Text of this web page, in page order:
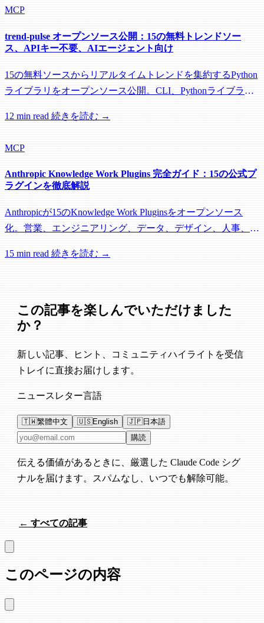
MCP
trend-pulse オープンソース公開：15の無料トレンドソー
ス、APIキー不要、AIエージェント向け
15の無料ソースからリアルタイムトレンドを集約するPython
ライブラリをオープンソース公開。CLI、Pythonライブラ
コアリングガイド付き。
12 min read 続きを読む →
MCP
Anthropic Knowledge Work Plugins 完全ガイド：15の公式プ
ラグインを徹底解説
Anthropicが15のKnowledge Work Pluginsをオープンソース
化。営業、エンジニアリング、データ、デザイン、人事、法
Commands、MCP連携を網羅。
15 min read 続きを読む →
この記事を楽しんでいただけました
か？
新しい記事、ヒント、コミュニティハイライトを受信
トレイに直接お届けします。
ニュースレター言語
🇹🇼繁體中文 🇺🇸English 🇯🇵日本語
メールアドレス 購読
伝える価値があるときに、厳選した Claude Code シグ
ナルを届けます。スパムなし、いつでも解除可能。
← すべての記事
このページの内容